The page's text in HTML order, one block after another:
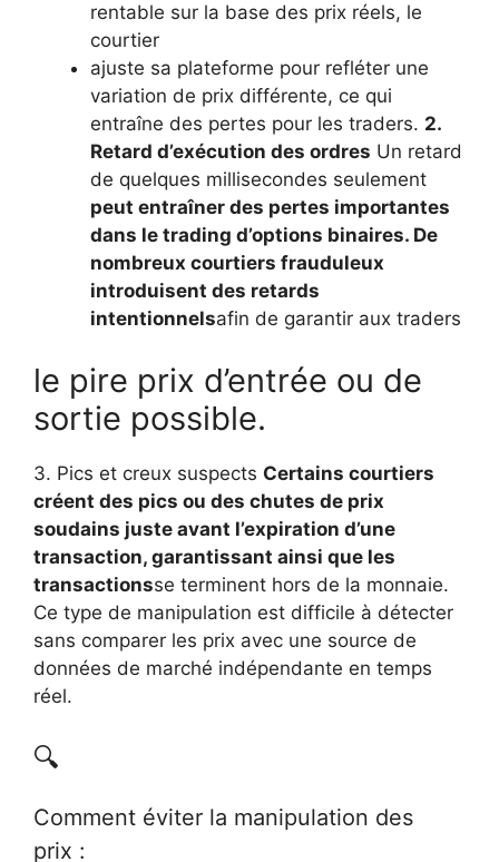
rentable sur la base des prix réels, le
courtier
ajuste sa plateforme pour refléter une
variation de prix différente, ce qui
entraîne des pertes pour les traders. 2.
Retard d’exécution des ordres Un retard
de quelques millisecondes seulement
peut entraîner des pertes importantes
dans le trading d’options binaires. De
nombreux courtiers frauduleux
introduisent des retards
intentionnelsafin de garantir aux traders
le pire prix d’entrée ou de
sortie possible.
3. Pics et creux suspects Certains courtiers
créent des pics ou des chutes de prix
soudains juste avant l’expiration d’une
transaction, garantissant ainsi que les
transactionsse terminent hors de la monnaie.
Ce type de manipulation est difficile à détecter
sans comparer les prix avec une source de
données de marché indépendante en temps
réel.
🔍
Comment éviter la manipulation des
prix :